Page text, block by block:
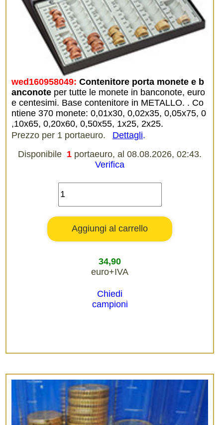
wed160958049: Contenitore porta monete e b
anconote per tutte le monete in banconote, euro
e centesimi. Base contenitore in METALLO. . Co
ntiene 370 monete: 0,01x30, 0,02x35, 0,05x75, 0
,10x65, 0,20x60, 0,50x55, 1x25, 2x25.
Prezzo per 1 portaeuro.
Dettagli.
Disponibile 1 portaeuro, al 08.08.2026, 02:43.
Verifica
34,90
euro+IVA
Chiedi
campioni